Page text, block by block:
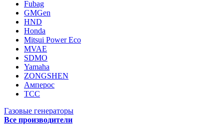
Fubag
GMGen
HND
Honda
Mitsui Power Eco
MVAE
SDMO
Yamaha
ZONGSHEN
Амперос
ТСС
Газовые генераторы
Все производители